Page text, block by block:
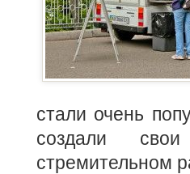
стали очень
создали
стремительном